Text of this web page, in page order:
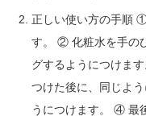
正しい使い方の手順
す。 ② 化粧水を手の
グするようにつけま
つけた後に、同じよ
うにつけます。 ④ 最